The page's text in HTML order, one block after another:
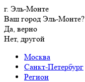
г. Эль-Монте
Ваш город Эль-Монте?
Да, верно
Нет, другой
Москва
Санкт-Петербург
Регион